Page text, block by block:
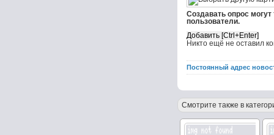
Создавать опрос
пользователи.
Никто ещё не оставил
Постоянный адрес
Смотрите также в